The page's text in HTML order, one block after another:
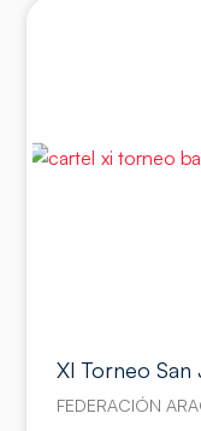
XI Torneo
FEDERACIÓN